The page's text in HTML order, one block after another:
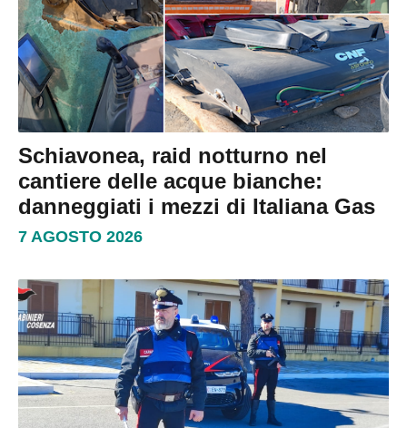
Schiavonea, raid notturno nel
cantiere delle acque bianche:
danneggiati i mezzi di Italiana Gas
7 AGOSTO 2026